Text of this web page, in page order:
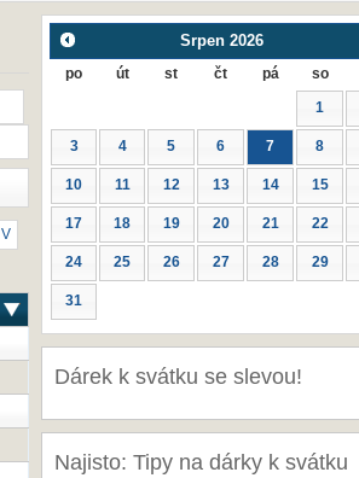
V
Srpen 2026
po út st čt pá so
1
3 4 5 6 7 8
10 11 12 13 14 15
17 18 19 20 21 22
24 25 26 27 28 29
31
Dárek k svátku se slevou!
Najisto: Tipy na dárky k svátku